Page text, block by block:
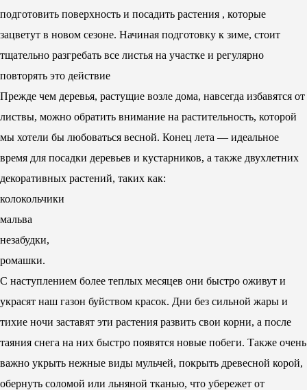
подготовить поверхность и посадить растения , которые
зацветут в новом сезоне. Начиная подготовку к зиме, стоит
тщательно разгребать все листья на участке и регулярно
повторять это действие
Прежде чем деревья, растущие возле дома, навсегда избавятся от
листвы, можно обратить внимание на растительность, которой
мы хотели бы любоваться весной. Конец лета — идеальное
время для посадки деревьев и кустарников, а также двухлетних
декоративных растений, таких как:
колокольчики
мальва
незабудки,
ромашки.
С наступлением более теплых месяцев они быстро оживут и
украсят наш газон буйством красок. Дни без сильной жары и
тихие ночи заставят эти растения развить свои корни, а после
таяния снега на них быстро появятся новые побеги. Также очень
важно укрыть нежные виды мульчей, покрыть древесной корой,
обернуть соломой или льняной тканью, что убережет от